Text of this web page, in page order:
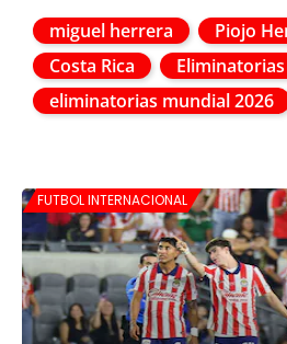
miguel herrera
Piojo
Costa Rica
eliminatorias mundial 2026
FUTBOL INTERNACIONAL